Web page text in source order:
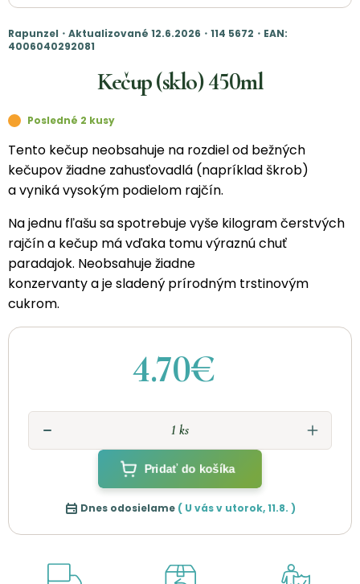
Rapunzel・Aktualizované 12.6.2026・114 5672・EAN:
4006040292081
Kečup (sklo) 450ml
Posledné 2 kusy
Tento kečup neobsahuje na rozdiel od bežných
kečupov žiadne zahusťovadlá (napríklad škrob)
a vyniká vysokým podielom rajčín.
Na jednu fľašu sa spotrebuje vyše kilogram čerstvých
rajčín a kečup má vďaka tomu výraznú chuť
paradajok. Neobsahuje žiadne
konzervanty a je sladený prírodným trstinovým
cukrom.
4.70€
Pridať do košíka
Dnes odosielame ( U vás v utorok,11.8. )